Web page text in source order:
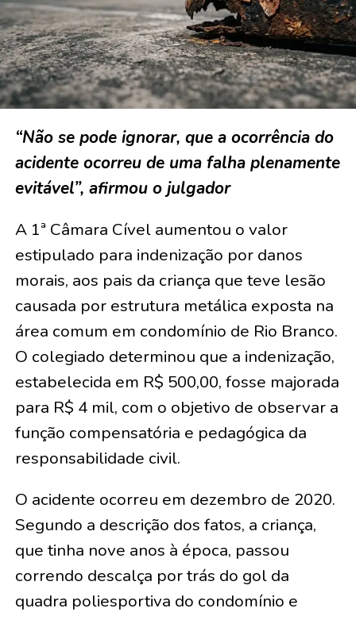
“Não se pode ignorar, que a ocorrência do
acidente ocorreu de uma falha plenamente
evitável”, afirmou o julgador
A 1ª Câmara Cível aumentou o valor
estipulado para indenização por danos
morais, aos pais da criança que teve lesão
causada por estrutura metálica exposta na
área comum em condomínio de Rio Branco.
O colegiado determinou que a indenização,
estabelecida em R$ 500,00, fosse majorada
para R$ 4 mil, com o objetivo de observar a
função compensatória e pedagógica da
responsabilidade civil.
O acidente ocorreu em dezembro de 2020.
Segundo a descrição dos fatos, a criança,
que tinha nove anos à época, passou
correndo descalça por trás do gol da
quadra poliesportiva do condomínio e